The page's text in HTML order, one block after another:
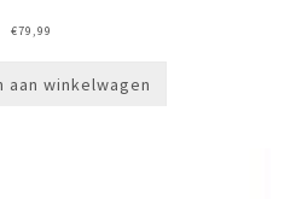
€79,99
aan winkelwagen